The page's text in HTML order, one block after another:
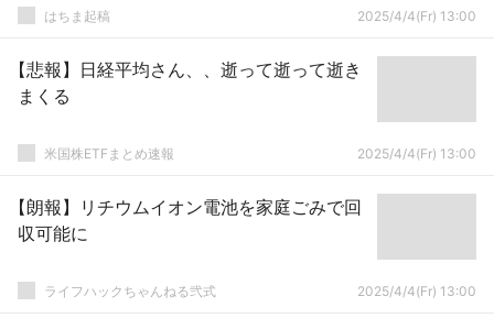
はちま起稿 2025/4/4(Fr) 13:00
【悲報】日経平均さん、、逝って逝って逝き
まくる
米国株ETFまとめ速報 2025/4/4(Fr) 13:00
【朗報】リチウムイオン電池を家庭ごみで回
収可能に
ライフハックちゃんねる弐式 2025/4/4(Fr) 13:00